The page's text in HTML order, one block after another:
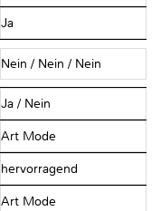
Ja
Nein / Nein / Nein
Ja / Nein
Art Mode
hervorragend
Art Mode